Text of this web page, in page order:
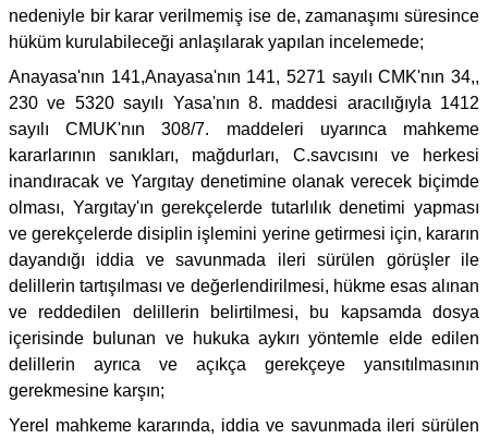
nedeniyle bir karar verilmemiş ise de, zamanaşımı süresince
hüküm kurulabileceği anlaşılarak yapılan incelemede;
Anayasa'nın 141,Anayasa'nın 141, 5271 sayılı CMK'nın 34,,
230 ve 5320 sayılı Yasa'nın 8. maddesi aracılığıyla 1412
sayılı CMUK'nın 308/7. maddeleri uyarınca mahkeme
kararlarının sanıkları, mağdurları, C.savcısını ve herkesi
inandıracak ve Yargıtay denetimine olanak verecek biçimde
olması, Yargıtay'ın gerekçelerde tutarlılık denetimi yapması
ve gerekçelerde disiplin işlemini yerine getirmesi için, kararın
dayandığı iddia ve savunmada ileri sürülen görüşler ile
delillerin tartışılması ve değerlendirilmesi, hükme esas alınan
ve reddedilen delillerin belirtilmesi, bu kapsamda dosya
içerisinde bulunan ve hukuka aykırı yöntemle elde edilen
delillerin ayrıca ve açıkça gerekçeye yansıtılmasının
gerekmesine karşın;
Yerel mahkeme kararında, iddia ve savunmada ileri sürülen